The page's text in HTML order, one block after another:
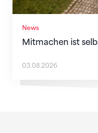
News
Mitmachen ist
03.08.2026